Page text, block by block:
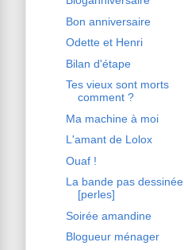
Bon anniversaire
Odette et Henri
Bilan d'étape
Tes vieux sont morts
comment ?
Ma machine à moi
L'amant de Lolox
Ouaf !
La bande pas dessinée
[perles]
Soirée amandine
Blogueur ménager